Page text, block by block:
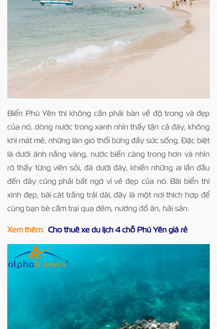
Trang chủ Phú Yên
Biển Phú Yên thì không cần phải bàn về độ trong và đẹp
của nó, dòng nước trong xanh nhìn thấy tận cả đáy, không
khí mát mẻ, những làn gió thổi bừng đầy sức sống. Đặc biệt
là dưới ánh nắng vàng, nước biển càng trong hơn và nhìn
rõ thấy từng viên sỏi, đá dưới đáy, khiến những ai lần đầu
đến đây cũng phải bất ngờ vì vẻ đẹp của nó. Bãi biển thì
xinh đẹp, bãi cát trắng trải dài, đây là một nơi thích hợp để
cùng bạn bè cắm trại qua đêm, nướng đồ ăn, hải sản.
Xem thêm: Cho thuê xe du lịch 4 chỗ Phú Yên giá rẻ